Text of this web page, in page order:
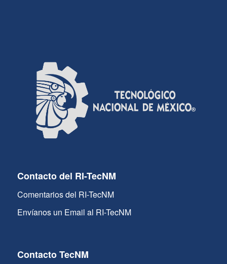
Contacto del RI-TecNM
Comentarios del RI-TecNM
Envíanos un Email al RI-TecNM
Contacto TecNM